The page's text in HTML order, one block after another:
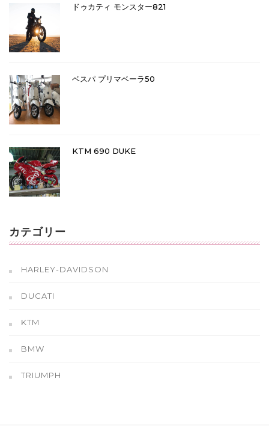
ドゥカティ モンスター821
ベスパ プリマベーラ50
KTM 690 DUKE
カテゴリー
HARLEY-DAVIDSON
DUCATI
KTM
BMW
TRIUMPH